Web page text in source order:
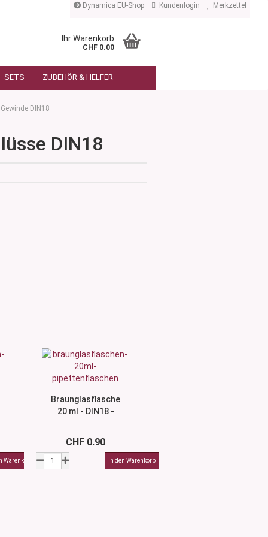
Dynamica EU-Shop Kundenlogin Merkzettel
Ihr Warenkorb
CHF 0.00
SETS ZUBEHÖR & HELFER
Gewinde DIN18
DIN18
Braunglasflasche
20 ml - DIN18 -
CHF 0.90